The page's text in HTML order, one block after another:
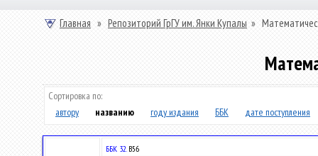
Главная » Репозиторий ГрГУ им. Янки Купалы »
Сортировка по:
автору
названию году издания ББК дате поступления
ББК 32.B56